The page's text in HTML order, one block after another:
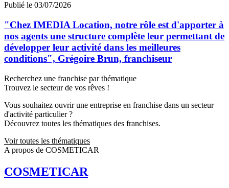
Publié le 03/07/2026
"Chez IMEDIA Location, notre rôle est d'apporter à
nos agents une structure complète leur permettant de
développer leur activité dans les meilleures
conditions", Grégoire Brun, franchiseur
Recherchez une franchise par thématique
Trouvez le secteur de vos rêves !
Vous souhaitez ouvrir une entreprise en franchise dans un secteur
d'activité particulier ?
Découvrez toutes les thématiques des franchises.
Voir toutes les thématiques
A propos de COSMETICAR
COSMETICAR